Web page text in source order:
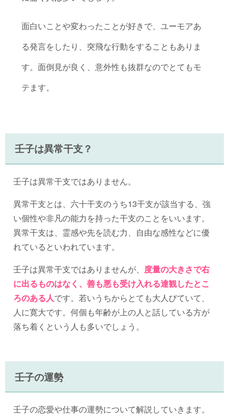
面白いことや変わったことが好きで、ユーモアあ
る発言をしたり、突飛な行動をすることもありま
す。面倒見が良く、意外性も抜群なのでとてもモ
テます。
壬子は異常干支？
壬子は異常干支ではありません。
異常干支とは、六十干支のうち13干支が該当する、強
い個性や非凡の能力を持った干支のことをいいます。
異常干支は、霊感や先を読む力、自由な感性などに優
れているといわれています。
壬子は異常干支ではありませんが、 度量の大きさで右
に出るものはなく、善も悪も受け入れる達観したとこ
ろのある人です。若いうちからとても大人びていて、
人に寛大です。何個も年齢が上の人と話している方が
落ち着くという人も多いでしょう。
壬子の運勢
壬子の恋愛や仕事の運勢について解説していきます。